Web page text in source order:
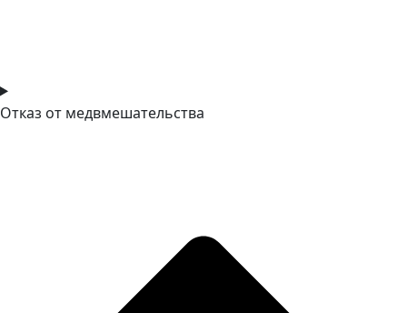
Отказ от медвмешательства